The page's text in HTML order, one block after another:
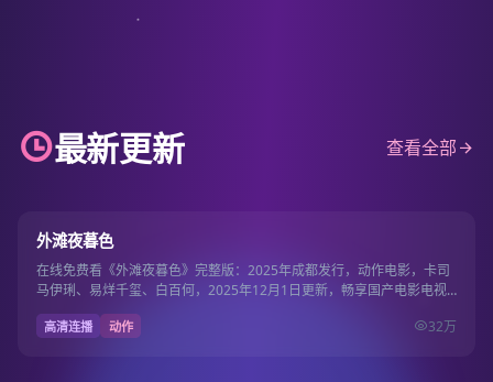
最新更新 查看全部
9.1
外滩夜暮色
在线免费看《外滩夜暮色》完整版：2025年成都发行，动作电影，卡司
马伊琍、易烊千玺、白百何，2025年12月1日更新，畅享国产电影电视
剧免费流畅…
高清连播 动作
32万